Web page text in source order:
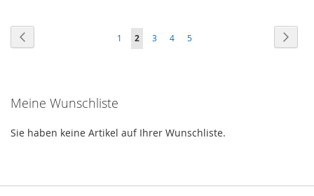
HINZUFÜGEN
Seite
Seite
1
Sie
2 Seite
3 Seite
4 Seite
5
Meine Wunschliste
Sie haben keine Artikel auf Ihrer Wunschliste.